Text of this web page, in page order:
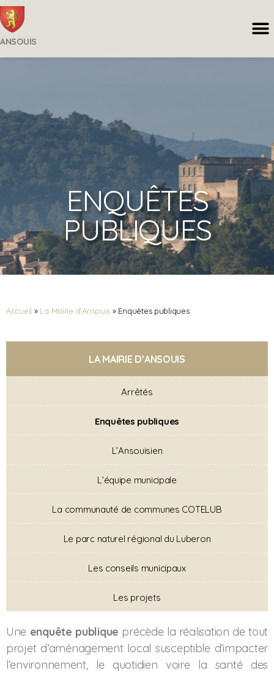
ANSOUIS
ENQUÊTES
PUBLIQUES
Accueil » La Mairie d’Ansouis » Enquêtes publiques
LA MAIRIE D’ANSOUIS
Arrêtés
Enquêtes publiques
L’Ansouisien
L’équipe municipale
La communauté de communes COTELUB
Le parc naturel régional du Luberon
Les conseils municipaux
Les projets
Une enquête publique précède la réalisation de tout
projet d’aménagement local susceptible d’impacter
l’environnement, le quotidien voire la santé des